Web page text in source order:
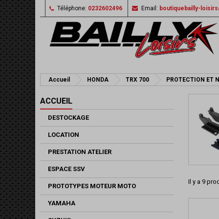
Téléphone: 0232602496 Email: boutiquebailly-
Accueil HONDA TRX 700 PROTECTION ET
ACCUEIL
DESTOCKAGE
LOCATION
PRESTATION ATELIER
ESPACE SSV
PROTOTYPES MOTEUR MOTO
YAMAHA
Il y a 9